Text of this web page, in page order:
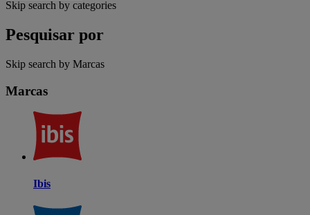
Skip search by categories
Pesquisar por
Skip search by Marcas
Marcas
Ibis